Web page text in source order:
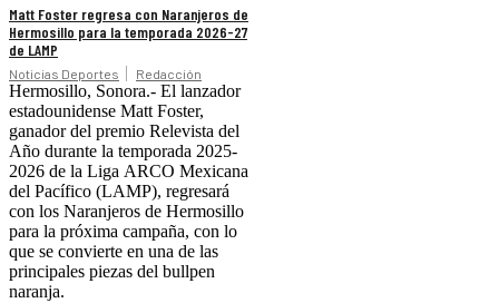
Matt Foster regresa con Naranjeros de
Hermosillo para la temporada 2026-27
de LAMP
Noticias Deportes Redacción
Hermosillo, Sonora.- El lanzador
estadounidense Matt Foster,
ganador del premio Relevista del
Año durante la temporada 2025-
2026 de la Liga ARCO Mexicana
del Pacífico (LAMP), regresará
con los Naranjeros de Hermosillo
para la próxima campaña, con lo
que se convierte en una de las
principales piezas del bullpen
naranja.